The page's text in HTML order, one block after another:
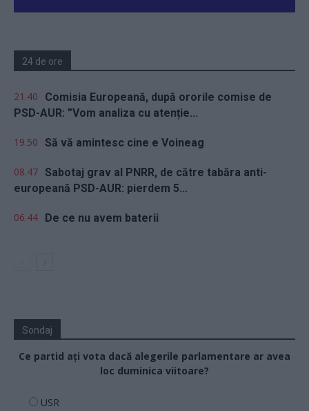
24 de ore
21.40
Comisia Europeană, după ororile comise de
PSD-AUR: ”Vom analiza cu atenție...
19.50 Să vă amintesc cine e Voineag
08.47 Sabotaj grav al PNRR, de către tabăra anti-
europeană PSD-AUR: pierdem 5...
06.44 De ce nu avem baterii
Sondaj
Ce partid ați vota dacă alegerile parlamentare ar avea
loc duminica viitoare?
USR